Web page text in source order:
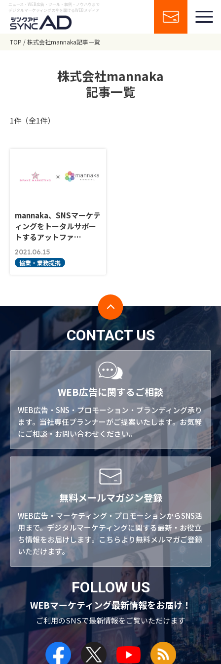
ニュース・WEB広告・ツール・事例・ノウハウまで
デジタルマーケティングの今を届けるWEBメディア
TOP 株式会社mannaka記事一覧
株式会社mannaka
記事一覧
1件（全1件）
mannaka、SNSマーケテ
ィングをトータルサポー
トするアットファ…
2021.06.15
協業・業務提携
CONTACT US
WEB広告に関するご相談
WEB広告・SNS・プロモーション・ブランディング承り
ます。当社専任プランナーがご提案いたします。お気軽
にご相談・お問い合わせください。
無料メールマガジン登録
WEB広告・マーケティング・プロモーションからSNS活
用まで。デジタルマーケティングに関する最新・お役立
ち情報をお届けします。こちらより無料メルマガご登録
いただけます。
FOLLOW US
WEBマーケティング最新情報をお届け！
ご利用のSNSで最新情報をご覧いただけます